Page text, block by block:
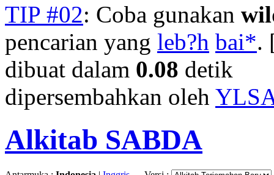
TIP #02: Coba gunakan
pencarian yang leb?h bai*.
dibuat dalam 0.08 detik
dipersembahkan oleh
Alkitab SABDA